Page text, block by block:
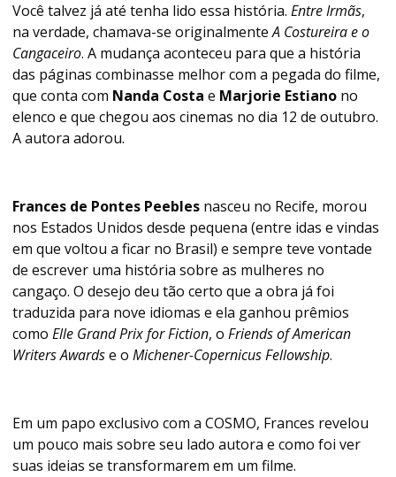
Você talvez já até tenha lido essa história.Entre Irmãs,
na verdade, chamava-se originalmenteA Costureira e o
Cangaceiro. A mudança aconteceu para que a história
das páginas combinasse melhor com a pegada do filme,
que conta com Nanda Costa e Marjorie Estiano no
elenco e que chegou aos cinemas no dia 12 de outubro.
A autora adorou.
Frances de Pontes Peebles nasceu no Recife, morou
nos Estados Unidos desde pequena (entre idas e vindas
em que voltou a ficar no Brasil) e sempre teve vontade
de escrever uma história sobre as mulheres no
cangaço. O desejo deu tão certo que a obra já foi
traduzida para nove idiomas e ela ganhou prêmios
comoElle Grand Prix for Fiction, oFriends of American
Writers Awardse oMichener-Copernicus Fellowship.
Em um papo exclusivo com a COSMO, Frances revelou
um pouco mais sobre seu lado autora e como foi ver
suas ideias se transformarem em um filme.